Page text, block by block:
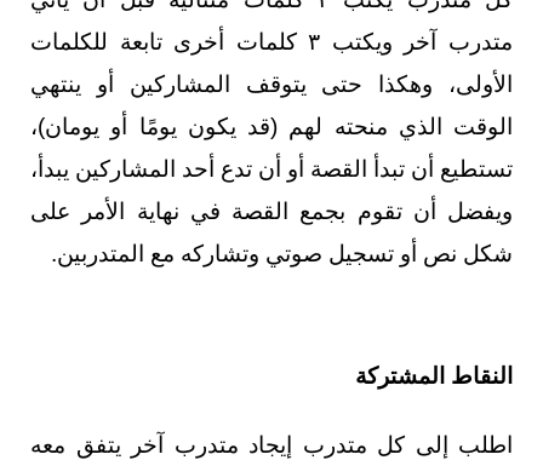
متدرب آخر ويكتب ٣ كلمات أخرى تابعة للكلمات
الأولى، وهكذا حتى يتوقف المشاركين أو ينتهي
الوقت الذي منحته لهم (قد يكون يومًا أو يومان)،
تستطيع أن تبدأ القصة أو أن تدع أحد المشاركين يبدأ،
ويفضل أن تقوم بجمع القصة في نهاية الأمر على
شكل نص أو تسجيل صوتي وتشاركه مع المتدربين.
النقاط المشتركة
اطلب إلى كل متدرب إيجاد متدرب آخر يتفق معه